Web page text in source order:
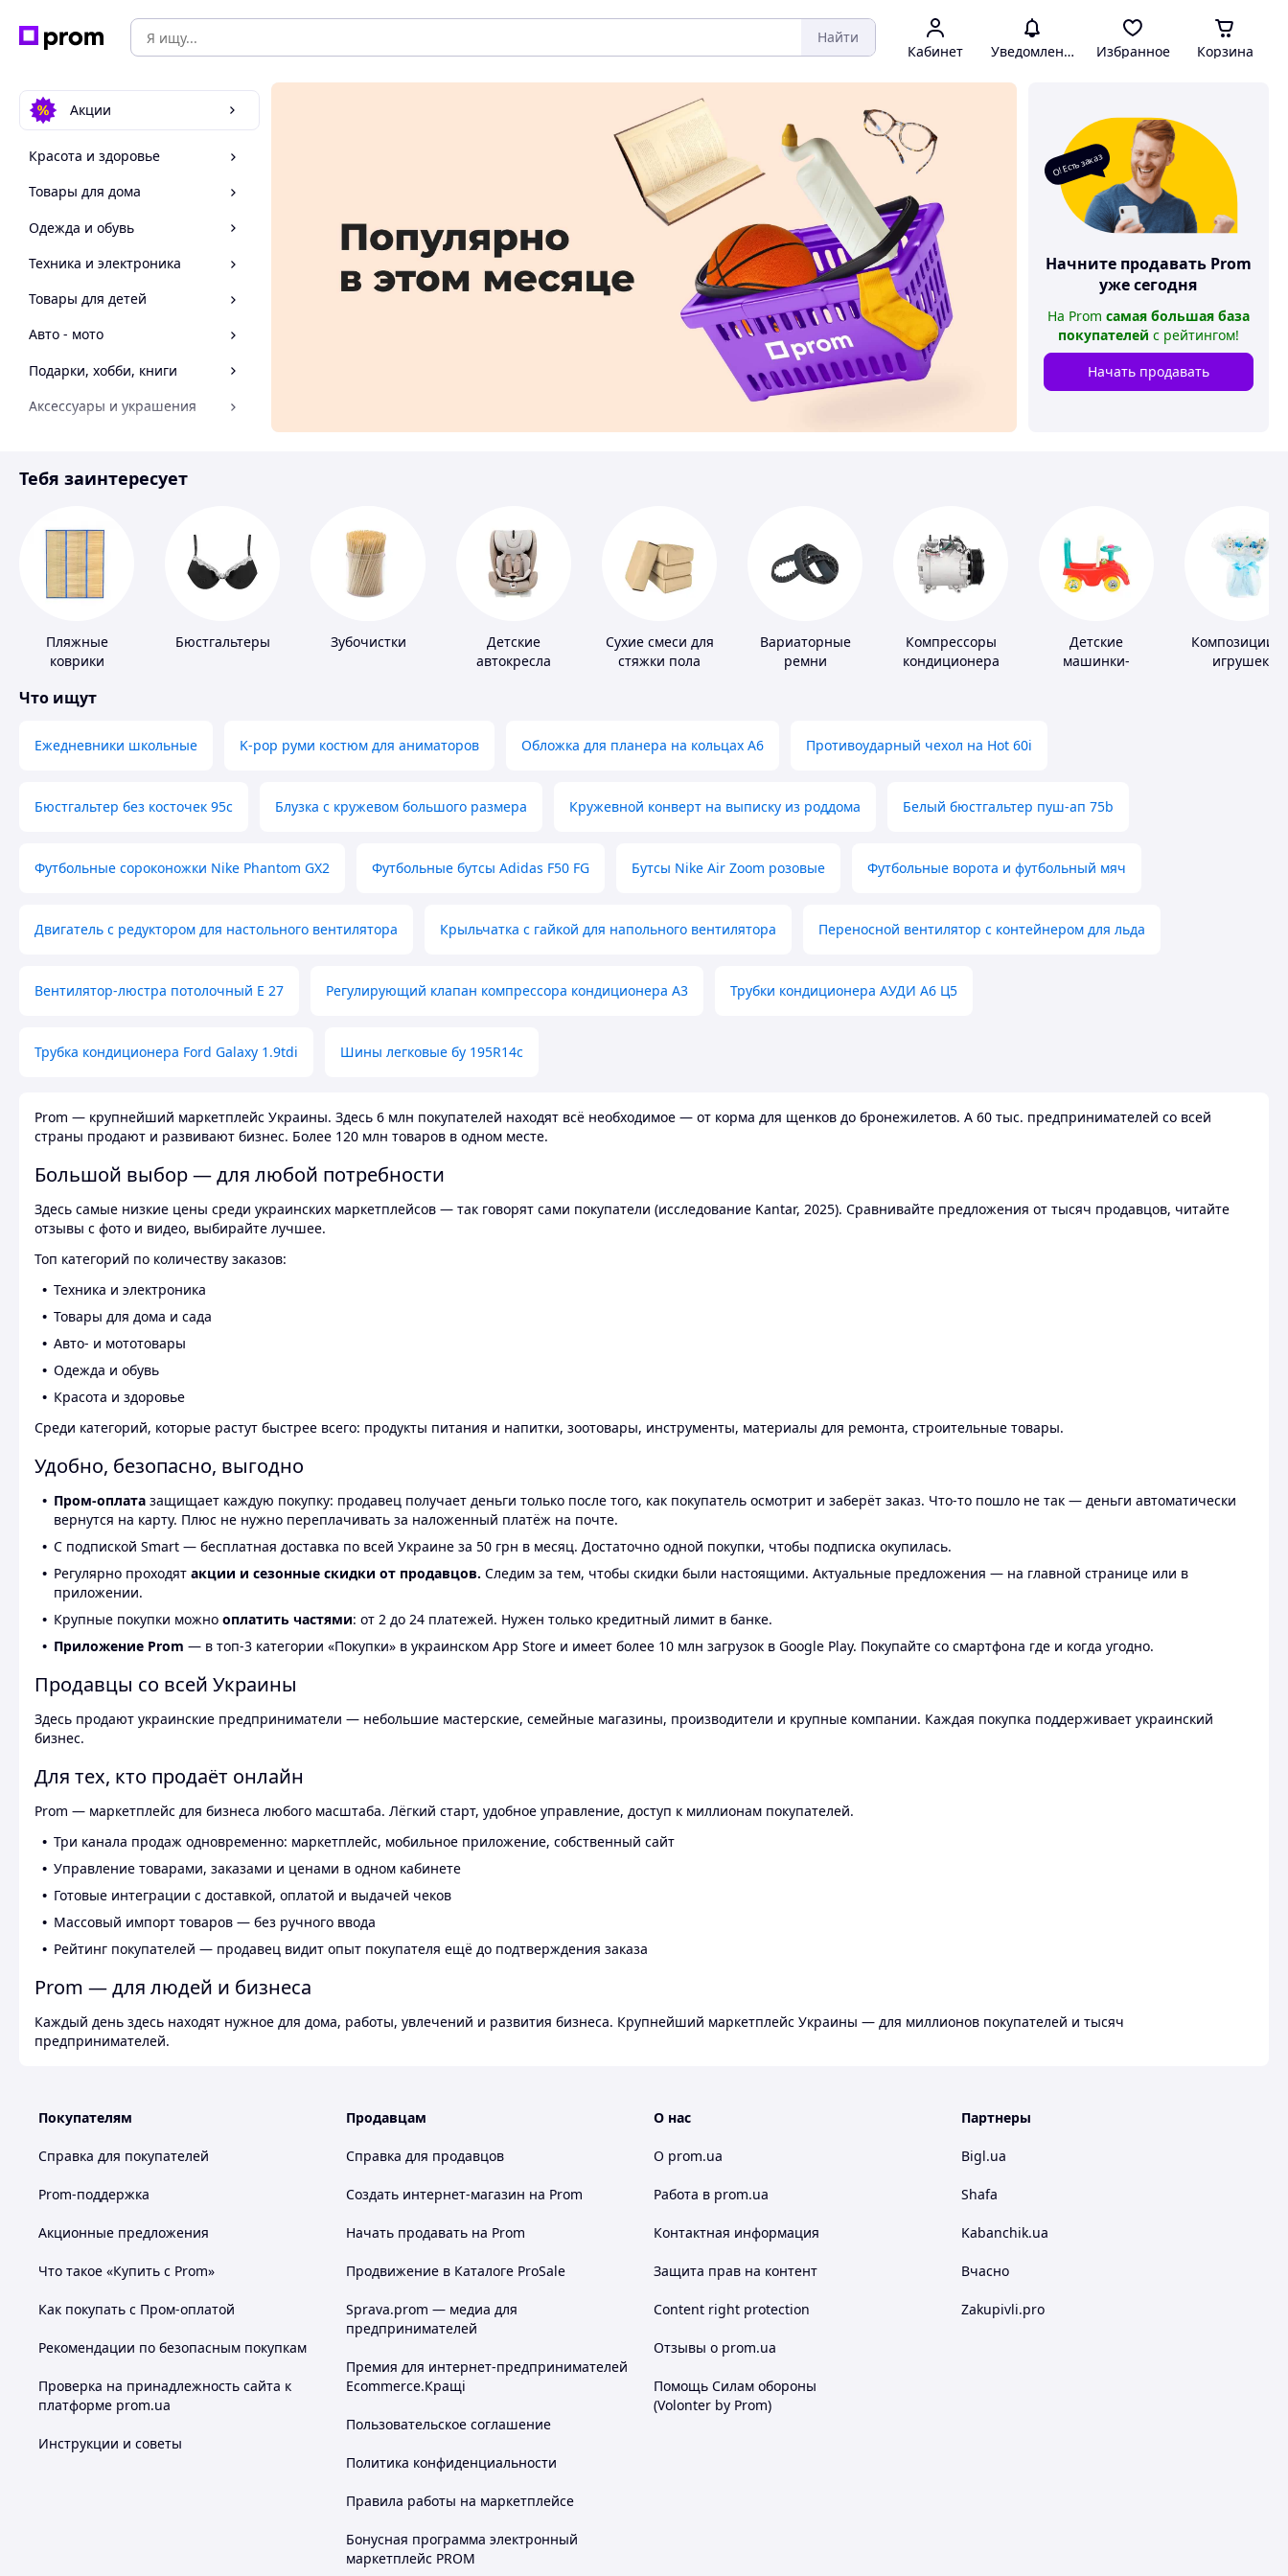
Найти
Кабинет Уведомления Избранное Корзина
Акции
Красота и здоровье
Товары для дома
Одежда и обувь
Техника и электроника
Товары для детей
Авто - мото
Подарки, хобби, книги
Аксессуары и украшения
Спорт и отдых
О! Есть заказ
Начните продавать Prom
уже сегодня
На Prom самая большая база
покупателей с рейтингом!
Начать продавать
Тебя заинтересует
Пляжные
коврики
Бюстгальтеры Зубочистки
Детские
автокресла
Сухие смеси для
стяжки пола
Вариаторные
ремни
Компрессоры
кондиционера
Детские
машинки-
Композиции
игрушек,
Что ищут
Ежедневники школьные K-pop руми костюм для аниматоров Обложка для планера на кольцах А6 Противоударный чехол на Hot 60i
Бюстгальтер без косточек 95с Блузка с кружевом большого размера Кружевной конверт на выписку из роддома Белый бюстгальтер пуш-ап 75b
Футбольные сороконожки Nike Phantom GX2 Футбольные бутсы Adidas F50 FG Бутсы Nike Air Zoom розовые Футбольные ворота и футбольный мяч
Двигатель с редуктором для настольного вентилятора Крыльчатка с гайкой для напольного вентилятора Переносной вентилятор с контейнером для льда
Вентилятор-люстра потолочный E 27 Регулирующий клапан компрессора кондиционера А3 Трубки кондиционера АУДИ А6 Ц5
Трубка кондиционера Ford Galaxy 1.9tdi Шины легковые бу 195R14c
Prom — крупнейший маркетплейс Украины. Здесь 6 млн покупателей находят всё необходимое — от корма для щенков до бронежилетов. А 60 тыс. предпринимателей со всей
страны продают и развивают бизнес. Более 120 млн товаров в одном месте.
Большой выбор — для любой потребности
Здесь самые низкие цены среди украинских маркетплейсов — так говорят сами покупатели (исследование Kantar, 2025). Сравнивайте предложения от тысяч продавцов, читайте
отзывы с фото и видео, выбирайте лучшее.
Топ категорий по количеству заказов:
Техника и электроника
Товары для дома и сада
Авто- и мототовары
Одежда и обувь
Красота и здоровье
Среди категорий, которые растут быстрее всего: продукты питания и напитки, зоотовары, инструменты, материалы для ремонта, строительные товары.
Удобно, безопасно, выгодно
Пром-оплата защищает каждую покупку: продавец получает деньги только после того, как покупатель осмотрит и заберёт заказ. Что-то пошло не так — деньги автоматически
вернутся на карту. Плюс не нужно переплачивать за наложенный платёж на почте.
С подпиской Smart — бесплатная доставка по всей Украине за 50 грн в месяц. Достаточно одной покупки, чтобы подписка окупилась.
Регулярно проходят акции и сезонные скидки от продавцов. Следим за тем, чтобы скидки были настоящими. Актуальные предложения — на главной странице или в
приложении.
Крупные покупки можно оплатить частями: от 2 до 24 платежей. Нужен только кредитный лимит в банке.
Приложение Prom — в топ-3 категории «Покупки» в украинском App Store и имеет более 10 млн загрузок в Google Play. Покупайте со смартфона где и когда угодно.
Продавцы со всей Украины
Здесь продают украинские предприниматели — небольшие мастерские, семейные магазины, производители и крупные компании. Каждая покупка поддерживает украинский
бизнес.
Для тех, кто продаёт онлайн
Prom — маркетплейс для бизнеса любого масштаба. Лёгкий старт, удобное управление, доступ к миллионам покупателей.
Три канала продаж одновременно: маркетплейс, мобильное приложение, собственный сайт
Управление товарами, заказами и ценами в одном кабинете
Готовые интеграции с доставкой, оплатой и выдачей чеков
Массовый импорт товаров — без ручного ввода
Рейтинг покупателей — продавец видит опыт покупателя ещё до подтверждения заказа
Prom — для людей и бизнеса
Каждый день здесь находят нужное для дома, работы, увлечений и развития бизнеса. Крупнейший маркетплейс Украины — для миллионов покупателей и тысяч
предпринимателей.
Покупателям
Справка для покупателей
Prom-поддержка
Акционные предложения
Что такое «Купить с Prom»
Как покупать с Пром-оплатой
Рекомендации по безопасным покупкам
Проверка на принадлежность сайта к
платформе prom.ua
Инструкции и советы
Продавцам
Справка для продавцов
Создать интернет-магазин на Prom
Начать продавать на Prom
Продвижение в Каталоге ProSale
Sprava.prom — медиа для
предпринимателей
Премия для интернет-предпринимателей
Ecommerce.Кращі
Пользовательское соглашение
Политика конфиденциальности
Правила работы на маркетплейсе
Бонусная программа электронный
маркетплейс PROM
О нас
О prom.ua
Работа в prom.ua
Контактная информация
Защита прав на контент
Content right protection
Отзывы о prom.ua
Помощь Силам обороны
(Volonter by Prom)
Партнеры
Bigl.ua
Shafa
Kabanchik.ua
Вчасно
Zakupivli.pro